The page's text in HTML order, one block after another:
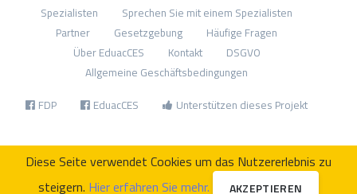
Spezialisten
Sprechen Sie mit einem Spezialisten
Partner
Gesetzgebung
Häufige Fragen
Über EduacCES
Kontakt
DSGVO
Allgemeine Geschäftsbedingungen
FDP EduacCES Unterstützen dieses Projekt
Diese Seite verwendet Cookies um das Nutzererlebnis zu
steigern. Hier erfahren Sie mehr. AKZEPTIEREN